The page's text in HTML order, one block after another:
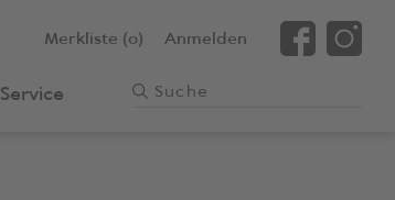
Merkliste (0) Anmelden
Service